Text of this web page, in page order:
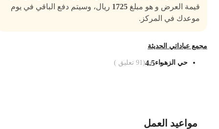
قيمة العرض و هو مبلغ1725ريال، وسيتم دفع الباقي في يوم
موعدك في المركز.
عياداتي الحديثة
حي الزهراء 4.5
(
91تعليق )
مواعيد العمل